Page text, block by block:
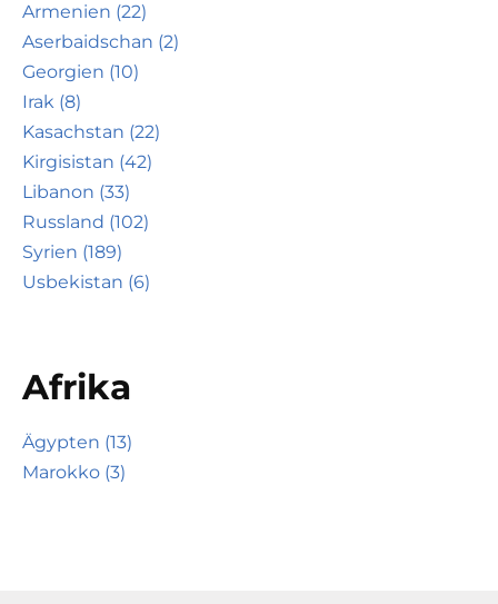
Armenien (22)
Aserbaidschan (2)
Georgien (10)
Irak (8)
Kasachstan (22)
Kirgisistan (42)
Libanon (33)
Russland (102)
Syrien (189)
Usbekistan (6)
Afrika
Ägypten (13)
Marokko (3)